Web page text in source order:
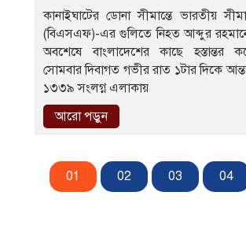
কানাইঘাটের ডোনা সীমান্তে ভারতীয়
(বিএসএফ)-এর গুলিতে নিহত আব্দুর
অবশেষে বাংলাদেশের কাছে হস্তান্তর
সোমবার দিবাগত গভীর রাত ১টার দিকে
১৩৩৯ সংলগ্ন এলাকায়
আরো পড়ুন
01 02 03 04